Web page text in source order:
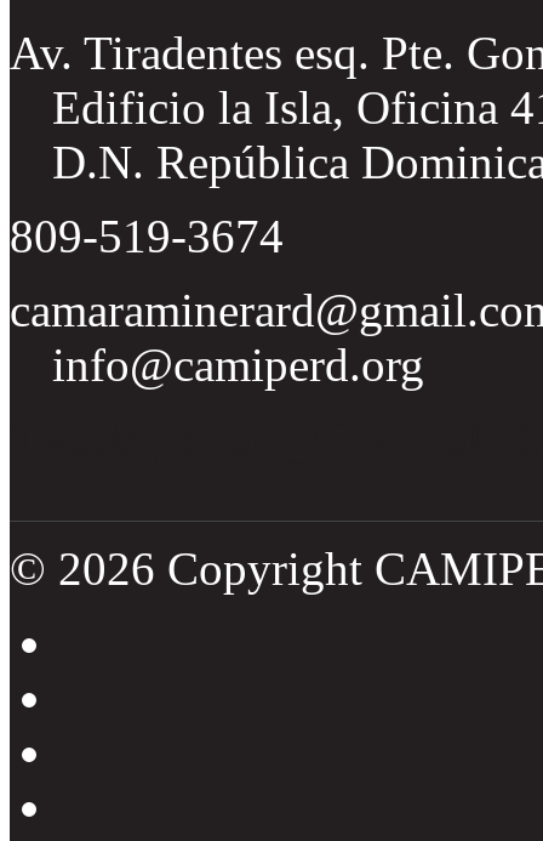
Av. Tiradentes esq. Pte.
Edificio la Isla, Oficina
D.N. República
809-519-3674
info@camiperd.org
© 2026 Copyright